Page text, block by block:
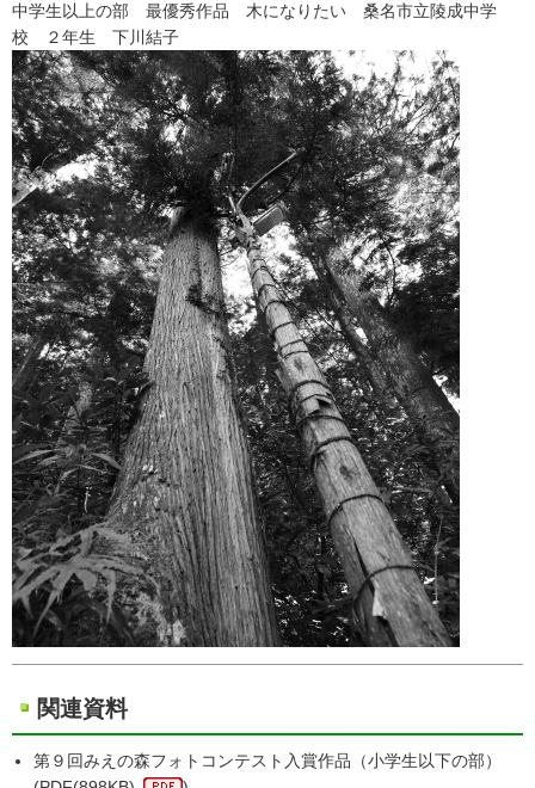
中学生以上の部 最優秀作品 木になりたい 桑名市立陵成中学
校 ２年生 下川結子
関連資料
第９回みえの森フォトコンテスト入賞作品（小学生以下の部）